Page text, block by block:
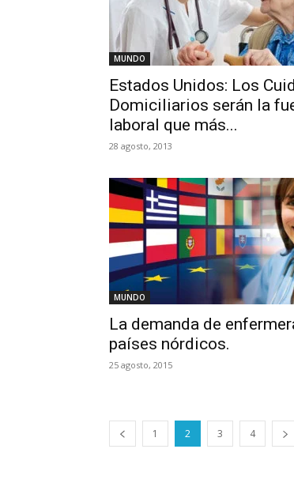
MUNDO
Estados Unidos: Los
Domiciliarios serán la
laboral que más...
28 agosto, 2013
MUNDO
La demanda de
países nórdicos.
25 agosto, 2015
1 2 3 4